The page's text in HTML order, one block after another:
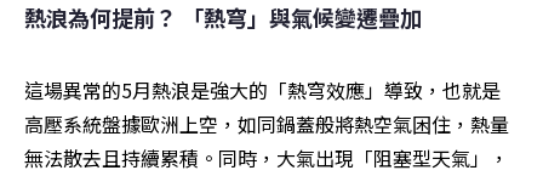
熱浪為何提前？ 「熱穹」與氣候變遷疊加
這場異常的5月熱浪是強大的「熱穹效應」導致，也就是
高壓系統盤據歐洲上空，如同鍋蓋般將熱空氣困住，熱量
無法散去且持續累積。同時，大氣出現「阻塞型天氣」，